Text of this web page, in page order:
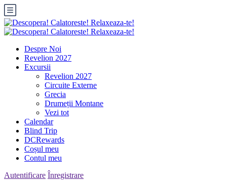
Despre Noi
Revelion 2027
Excursii
Revelion 2027
Circuite Externe
Grecia
Drumeții Montane
Vezi tot
Calendar
Blind Trip
DCRewards
Coșul meu
Contul meu
Autentificare Înregistrare